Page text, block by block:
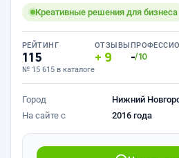
Креативные решения для бизнеса
РЕЙТИНГ
115
№ 15 615 в каталоге
ОТЗЫВЫ
9 -/10
Город
Нижний
На сайте с
2016 года